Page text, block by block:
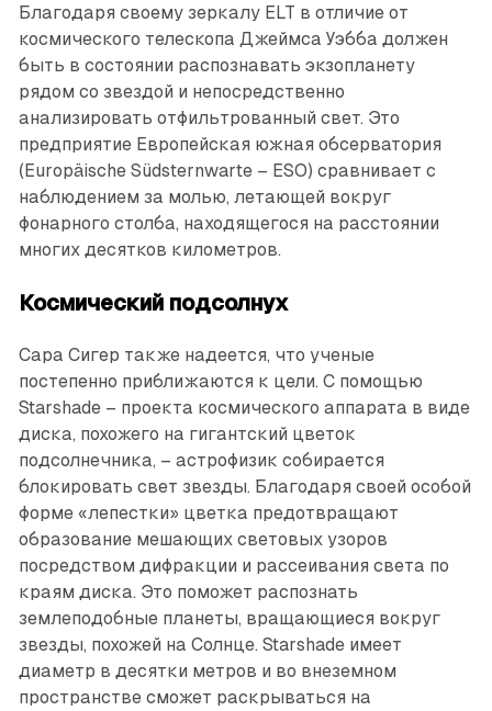
Благодаря своему зеркалу ELT в отличие от
космического телескопа Джеймса Уэбба должен
быть в состоянии распознавать экзопланету
рядом со звездой и непосредственно
анализировать отфильтрованный свет. Это
предприятие Европейская южная обсерватория
(Europäische Südsternwarte – ESO) сравнивает с
наблюдением за молью, летающей вокруг
фонарного столба, находящегося на расстоянии
многих десятков километров.
Космический подсолнух
Сара Сигер также надеется, что ученые
постепенно приближаются к цели. С помощью
Starshade – проекта космического аппарата в виде
диска, похожего на гигантский цветок
подсолнечника, – астрофизик собирается
блокировать свет звезды. Благодаря своей особой
форме «лепестки» цветка предотвращают
образование мешающих световых узоров
посредством дифракции и рассеивания света по
краям диска. Это поможет распознать
землеподобные планеты, вращающиеся вокруг
звезды, похожей на Солнце. Starshade имеет
диаметр в десятки метров и во внеземном
пространстве сможет раскрываться на